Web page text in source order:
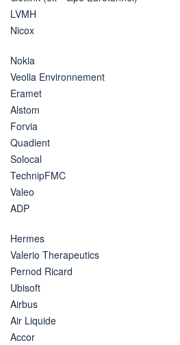
LVMH
Nicox
Nokia
Veolia Environnement
Eramet
Alstom
Forvia
Quadient
Solocal
TechnipFMC
Valeo
ADP
Hermes
Valerio Therapeutics
Pernod Ricard
Ubisoft
Airbus
Air Liquide
Accor